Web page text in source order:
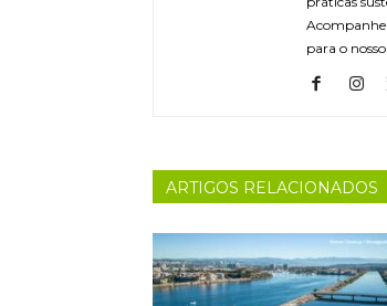
para o
ARTIGOS RELACIONADOS